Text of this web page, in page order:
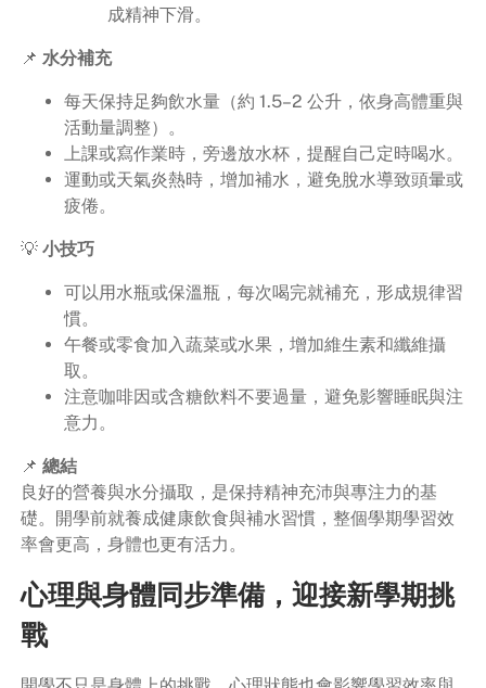
成精神下滑。
📌 水分補充
每天保持足夠飲水量（約 1.5–2 公升，依身高體重與
活動量調整）。
上課或寫作業時，旁邊放水杯，提醒自己定時喝水。
運動或天氣炎熱時，增加補水，避免脫水導致頭暈或
疲倦。
💡 小技巧
可以用水瓶或保溫瓶，每次喝完就補充，形成規律習
慣。
午餐或零食加入蔬菜或水果，增加維生素和纖維攝
取。
注意咖啡因或含糖飲料不要過量，避免影響睡眠與注
意力。
📌 總結
良好的營養與水分攝取，是保持精神充沛與專注力的基
礎。開學前就養成健康飲食與補水習慣，整個學期學習效
率會更高，身體也更有活力。
心理與身體同步準備，迎接新學期挑
戰